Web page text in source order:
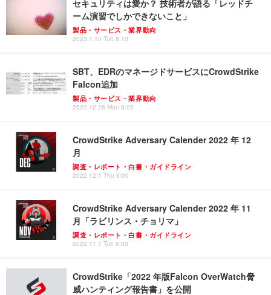
セキュリティは愛か？ 技術者が語る「レッドチ
ーム演習でしかできないこと」
製品・サービス・業界動向
2023.1.10 Tue 8:10
SBT、EDRのマネージドサービスにCrowdStrike
Falcon追加
製品・サービス・業界動向
2022.12.26 Mon 8:00
CrowdStrike Adversary Calender 2022 年 12
月
調査・レポート・白書・ガイドライン
2022.12.1 Thu 8:00
CrowdStrike Adversary Calender 2022 年 11
月「ラビリンス・チョリマ」
調査・レポート・白書・ガイドライン
2022.11.1 Tue 8:00
CrowdStrike「2022 年版Falcon OverWatch脅
威ハンティング報告書」を公開